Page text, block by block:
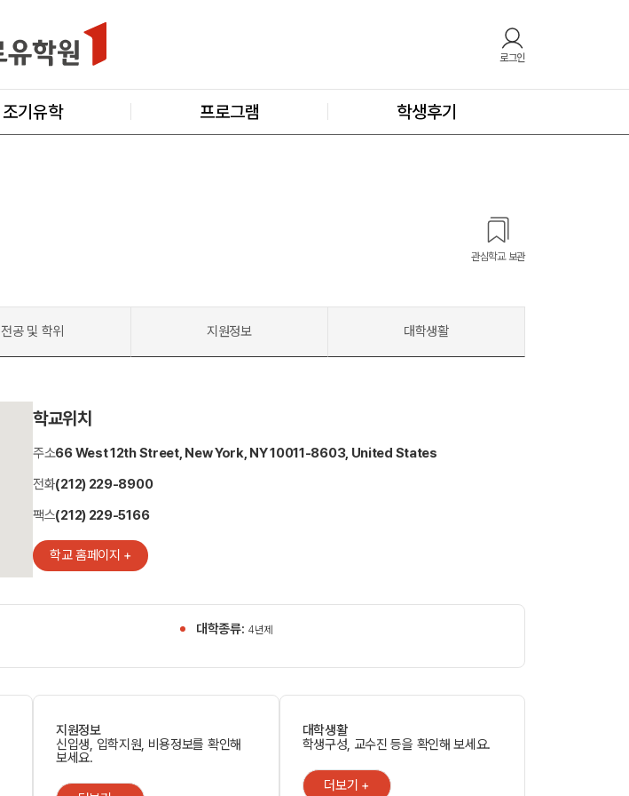
로그인
조기유학 프로그램 학생후기
관심학교 보관
전공 및 학위 지원정보 대학생활
학교위치
주소66 West 12th Street, New York, NY 10011-8603, United States
전화(212) 229-8900
팩스(212) 229-5166
학교 홈페이지 +
대학종류: 4년제
지원정보
신입생, 입학지원, 비용정보를 확인해
보세요.
대학생활
학생구성, 교수진 등을 확인해 보세요.
더보기 +